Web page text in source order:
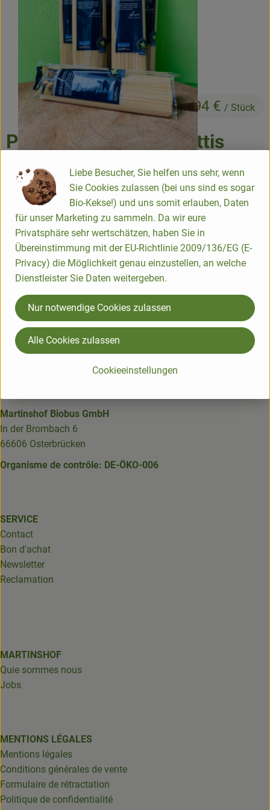
Produits de boulangerie
Produits naturels
Boissons
Bons d'achat & idées cadeaux
Livraison
Qui sommes nous
Nouveau
Paquet de 6 b*spaghettis
clairs
10% de réduction sur 6x spaghettis clairs bioladen
8,94 € / Stück
L'article ne peut pas être commandé actuellement !
#26011 8,94 € / Stück 7% TVA
Suivez-nous
Externer Link zu https://www.bioland.de/verbraucher
Externer Link zu https://www.facebook.com/
Externer Link zu https://
Martinshof Biobus GmbH
In der Brombach 6
66606 Osterbrücken
Organisme de contrôle: DE-ÖKO-006
SERVICE
Contact
Bon d'achat
Newsletter
Reclamation
MARTINSHOF
Quie sommes nous
Jobs
MENTIONS LÉGALES
Mentions légales
Conditions générales de vente
Formulaire de rétractation
Politique de confidentialité
Liebe Besucher, Sie helfen uns sehr, wenn
Sie Cookies zulassen (bei uns sind es sogar
Bio-Kekse!) und uns somit erlauben, Daten
für unser Marketing zu sammeln. Da wir eure
Privatsphäre sehr wertschätzen, haben Sie in
Übereinstimmung mit der EU-Richtlinie 2009/136/EG (E-
Privacy) die Möglichkeit genau einzustellen, an welche
Dienstleister Sie Daten weitergeben.
Cookieeinstellungen
Nur notwendige Cookies zulassen
Alle Cookies zulassen